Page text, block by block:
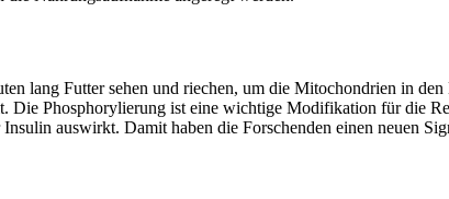
lang Futter sehen und riechen, um die Mitochondrien in
Die Phosphorylierung ist eine wichtige Modifikation für die
auswirkt. Damit haben die Forschenden einen neuen